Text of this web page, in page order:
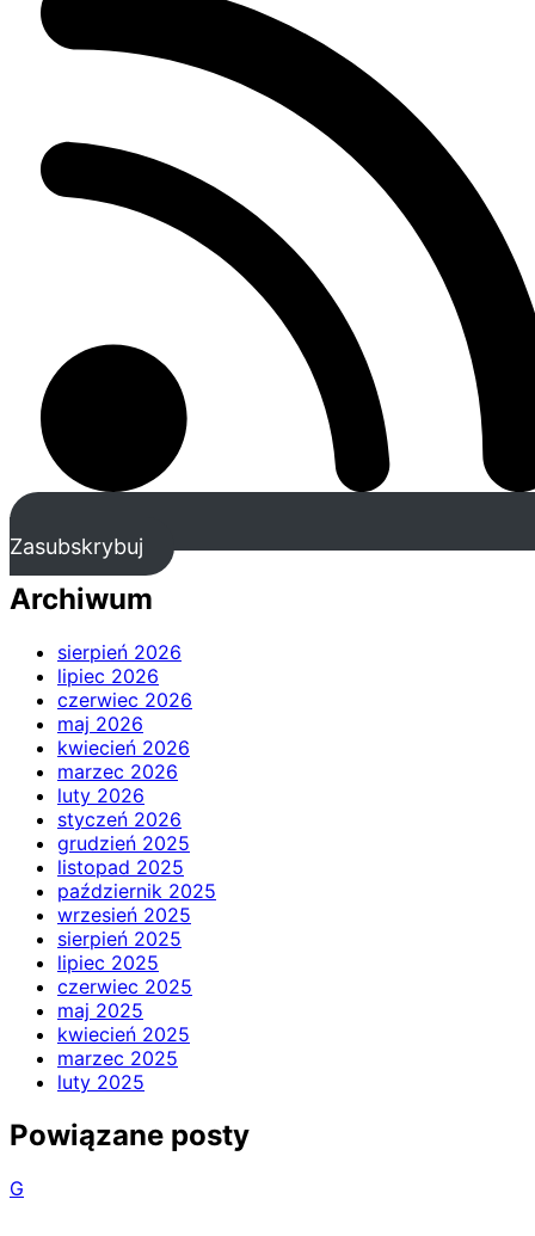
Zasubskrybuj
Archiwum
sierpień 2026
lipiec 2026
czerwiec 2026
maj 2026
kwiecień 2026
marzec 2026
luty 2026
styczeń 2026
grudzień 2025
listopad 2025
październik 2025
wrzesień 2025
sierpień 2025
lipiec 2025
czerwiec 2025
maj 2025
kwiecień 2025
marzec 2025
luty 2025
Powiązane posty
G